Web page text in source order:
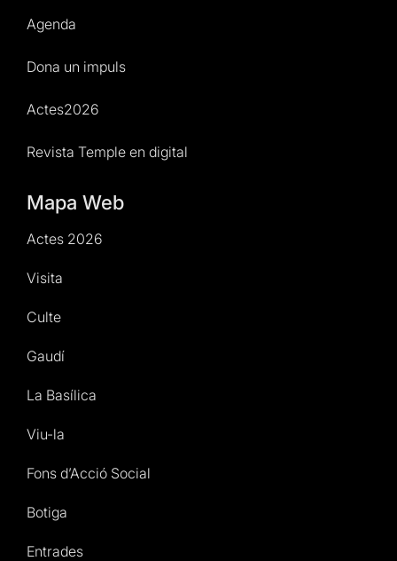
Agenda
Dona un impuls
Actes2026
Revista Temple en digital
Mapa Web
Actes 2026
Visita
Culte
Gaudí
La Basílica
Viu-la
Fons d’Acció Social
Botiga
Entrades